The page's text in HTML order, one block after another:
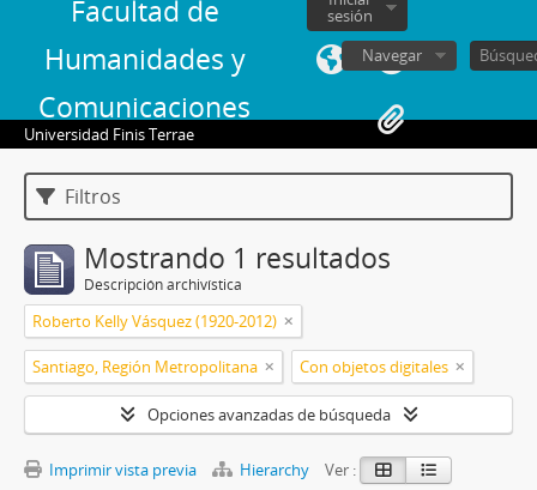
Facultad de
Humanidades y
Comunicaciones
sesión
Navegar
Universidad Finis Terrae
Filtros
Mostrando 1 resultados
Descripción archivística
Roberto Kelly Vásquez (1920-2012)
Santiago, Región Metropolitana Con objetos digitales
Opciones avanzadas de búsqueda
Imprimir vista previa Hierarchy
Ver :